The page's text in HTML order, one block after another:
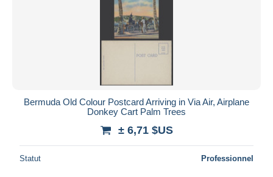
Bermuda Old Colour Postcard Arriving in Via Air, Airplane
Donkey Cart Palm Trees
± 6,71 $US
Statut Professionnel